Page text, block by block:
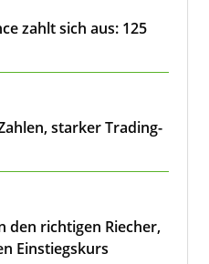
zahlt sich aus: 125
starker Trading-
den richtigen Riecher,
Einstiegskurs